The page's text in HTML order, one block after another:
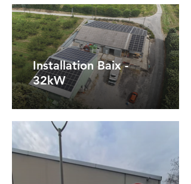
Installation Baix -
32kW